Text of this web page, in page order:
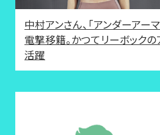
中村アンさん、「アンダーアー
電撃移籍。かつてリーボック
活躍